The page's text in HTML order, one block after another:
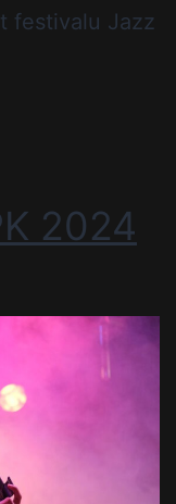
festivalu Jazz
2024